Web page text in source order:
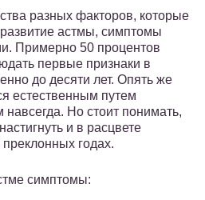
разных факторов, которые
астмы, симптомы
Примерно 50 процентов
первые признаки в
до десяти лет. Опять же
естественным путем
навсегда. Но стоит понимать,
и в расцвете
годах.
симптомы: